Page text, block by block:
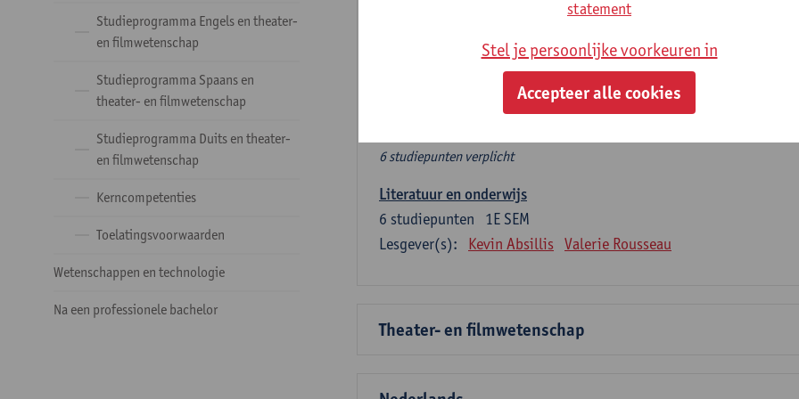
Studieprogramma Engels en theater-
en filmwetenschap
Studieprogramma Spaans en
theater- en filmwetenschap
Studieprogramma Duits en theater-
en filmwetenschap
Kerncompetenties
Toelatingsvoorwaarden
Wetenschappen en technologie
Na een professionele bachelor
Verplicht algemeen opleidingsonderdeel
Deze 6 verplichte studiepunten tellen mee in de
6 studiepunten verplicht
Literatuur en onderwijs
1E SEM
6 studiepunten
Lesgever(s):
Kevin Absillis Valerie Rousseau
Theater- en filmwetenschap
statement
Stel je persoonlijke voorkeuren in
Accepteer alle cookies